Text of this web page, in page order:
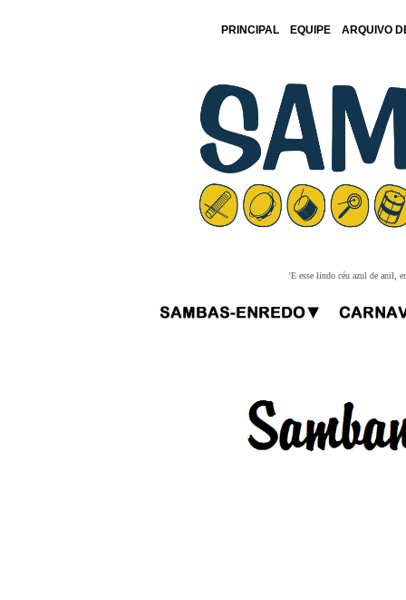
PRINCIPAL EQUIPE ARQUIVO
'E esse lindo céu azul de anil,